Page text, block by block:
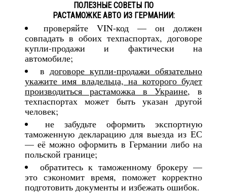
ПОЛЕЗНЫЕ СОВЕТЫ ПО
РАСТАМОЖКЕ АВТО ИЗ ГЕРМАНИИ:
проверяйте VIN-код — он должен
совпадать в обоих техпаспортах, договоре
купли-продажи и фактически на
автомобиле;
в договоре купли-продажи обязательно
укажите имя владельца, на которого будет
производиться растаможка в Украине, в
техпаспортах может быть указан другой
человек;
не забудьте оформить экспортную
таможенную декларацию для выезда из ЕС
— её можно оформить в Германии либо на
польской границе;
обратитесь к таможенному брокеру —
это сэкономит время, поможет корректно
подготовить документы и избежать ошибок.